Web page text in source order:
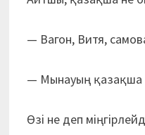
— Вагон, Витя,
— Мынауың қазақша
Өзі не деп